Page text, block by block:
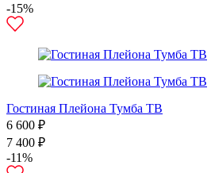
-15%
Гостиная Плейона Тумба ТВ
6 600 ₽
7 400 ₽
-11%